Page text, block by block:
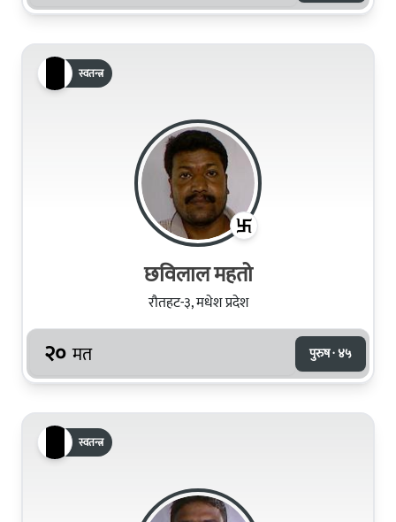
स्वतन्त्र
छविलाल महतो
रौतहट-३, मधेश प्रदेश
२० मत पुरुष · ४५
स्वतन्त्र